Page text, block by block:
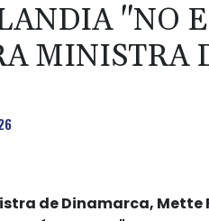
"NO
MINISTRA
de Dinamarca, Mette